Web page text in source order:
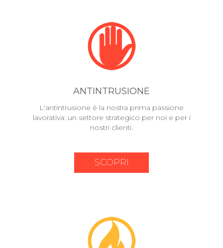
ANTINTRUSIONE
L'antintrusione è la nostra prima passione
lavorativa: un settore strategico per noi e per i
nostri clienti.
SCOPRI